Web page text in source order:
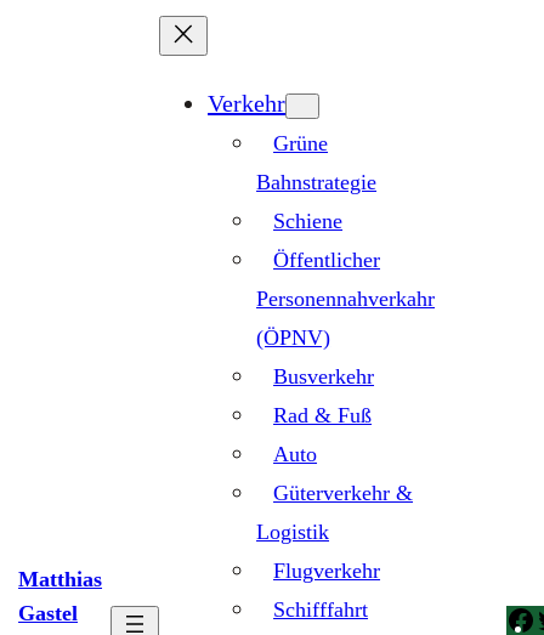
Matthias
Gastel
Verkehr
Grüne
Bahnstrategie
Schiene
Öffentlicher
Personennahverkahr
(ÖPNV)
Busverkehr
Rad & Fuß
Auto
Güterverkehr &
Logistik
Flugverkehr
Schifffahrt